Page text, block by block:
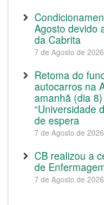
Agosto devido
da Cabrita
7 de Agosto de
Retoma do
autocarros na
amanhã (dia
“Universidade
de espera
7 de Agosto de
CB realizou a
de
7 de Agosto de